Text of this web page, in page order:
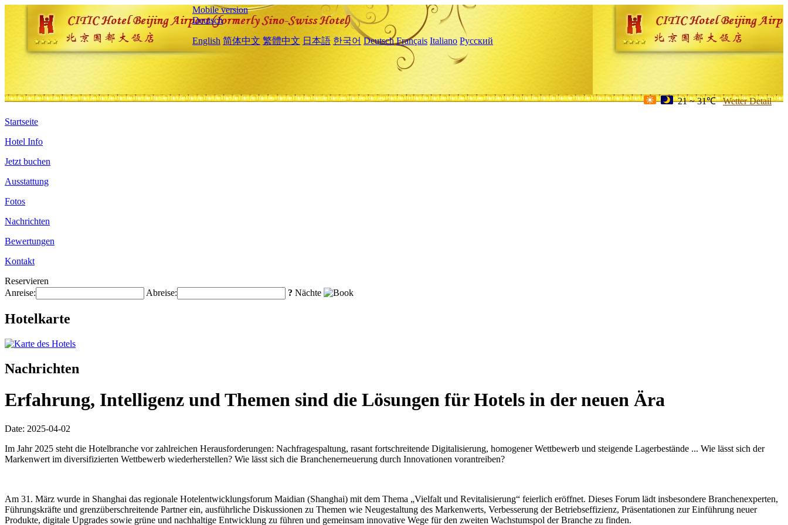
Mobile version
Deutsch
English 简体中文 繁體中文 日本語 한국어 Deutsch Français Italiano Русский
21 ~ 31℃ Wetter Detail
Startseite
Hotel Info
Jetzt buchen
Ausstattung
Fotos
Nachrichten
Bewertungen
Kontakt
Reservieren
Anreise:
Abreise: ? Nächte
Hotelkarte
Nachrichten
Erfahrung, Intelligenz und Themen sind die Lösungen für Hotels in der neuen Ära
Date: 2025-04-02
Im Jahr 2025 steht die Hotelbranche vor zahlreichen Herausforderungen: Nachfragespaltung, rasant fortschreitende Digitalisierung, homogener Wettbewerb und steigende Lagerbestände ... Wie lässt sich der
Markenwert im diversifizierten Wettbewerb wiederherstellen? Wie lässt sich die Branchenerneuerung durch Innovationen vorantreiben?
Am 31. März wurde in Shanghai das regionale Hotelentwicklungsforum Maidian (Shanghai) mit dem Thema „Vielfalt und Revitalisierung“ feierlich eröffnet. Dieses Forum lädt insbesondere Branchenexperten,
Führungskräfte und grenzüberschreitende Partner ein, ausführliche Diskussionen zu Themen wie Neugestaltung des Markenwerts, Verbesserung der Betriebseffizienz, Präsentationen zur Einführung neuer
Produkte, digitale Upgrades sowie grüne und nachhaltige Entwicklung zu führen und gemeinsam innovative Wege für den zweiten Wachstumspol der Branche zu finden.